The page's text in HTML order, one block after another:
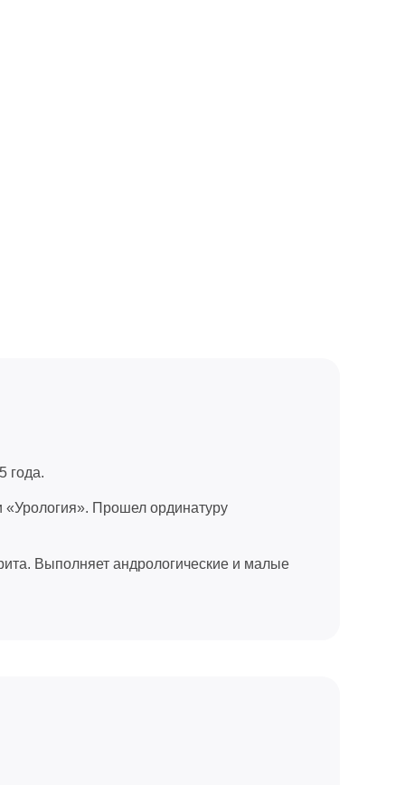
года.
«Урология». Прошел ординатуру
Выполняет андрологические и малые